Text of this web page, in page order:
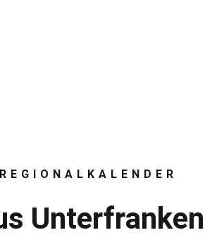
REGIONALKALENDER
Unterfranken